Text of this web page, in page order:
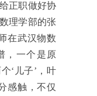
正职做好协
理学部的张
在武汉物数
，一个是原
‘儿子’ ，叶
感触，不仅